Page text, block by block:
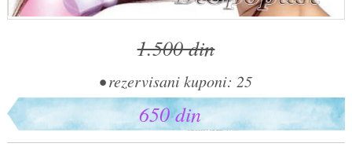
1.500 din
• rezervisani kuponi: 25
650 din